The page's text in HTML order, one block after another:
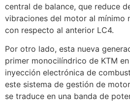
central de balance, que reduce
vibraciones del motor al mínimo
con respecto al anterior LC4.
Por otro lado, esta nueva
primer monocilíndrico de KTM
inyección electrónica de
este sistema de gestión de
se traduce en una banda de